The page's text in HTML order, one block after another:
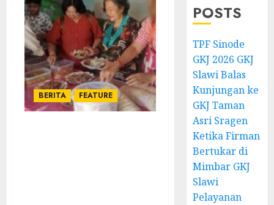
BERITA FEATURE
POSTS
TPF Sinode
GKJ 2026 GKJ
Slawi Balas
Kunjungan ke
GKJ Taman
Asri Sragen
Ketika Firman
Bertukar di
Mimbar GKJ
Slawi
Pelayanan